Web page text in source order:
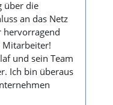
über die
an das Netz
hervorragend
und sein Team
Ich bin überaus